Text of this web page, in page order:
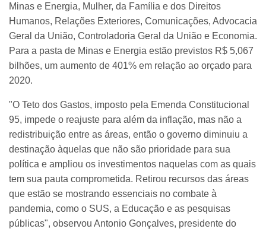
Minas e Energia, Mulher, da Família e dos Direitos
Humanos, Relações Exteriores, Comunicações, Advocacia
Geral da União, Controladoria Geral da União e Economia.
Para a pasta de Minas e Energia estão previstos R$ 5,067
bilhões, um aumento de 401% em relação ao orçado para
2020.
"O Teto dos Gastos, imposto pela Emenda Constitucional
95, impede o reajuste para além da inflação, mas não a
redistribuição entre as áreas, então o governo diminuiu a
destinação àquelas que não são prioridade para sua
política e ampliou os investimentos naquelas com as quais
tem sua pauta comprometida. Retirou recursos das áreas
que estão se mostrando essenciais no combate à
pandemia, como o SUS, a Educação e as pesquisas
públicas", observou Antonio Gonçalves, presidente do